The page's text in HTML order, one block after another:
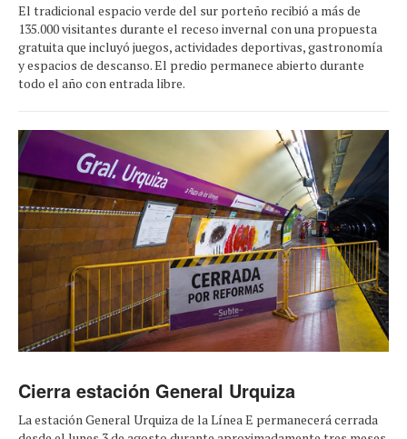
El tradicional espacio verde del sur porteño recibió a más de
135.000 visitantes durante el receso invernal con una propuesta
gratuita que incluyó juegos, actividades deportivas, gastronomía
y espacios de descanso. El predio permanece abierto durante
todo el año con entrada libre.
Cierra estación General Urquiza
La estación General Urquiza de la Línea E permanecerá cerrada